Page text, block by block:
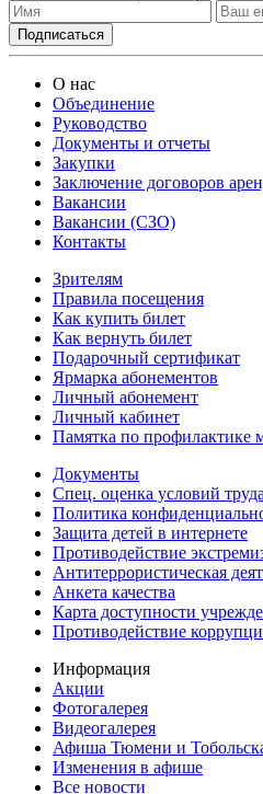
О нас
Объединение
Руководство
Документы и отчеты
Закупки
Заключение договоров
Вакансии
Вакансии (СЗО)
Контакты
Зрителям
Правила посещения
Как купить билет
Как вернуть билет
Подарочный сертификат
Ярмарка абонементов
Личный абонемент
Личный кабинет
Памятка по профилактике
Документы
Спец. оценка условий труда
Политика
Защита детей в интернете
Противодействие
Антитеррористическая
Анкета качества
Карта доступности
Противодействие
Информация
Акции
Фотогалерея
Видеогалерея
Афиша Тюмени и
Изменения в афише
Все новости